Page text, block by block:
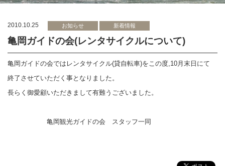
2010.10.25 お知らせ 新着情報
亀岡ガイドの会(レンタサイクルについて)
亀岡ガイドの会ではレンタサイクル(貸自転車)をこの度,10月末日にて
終了させていただく事となりました。
長らく御愛顧いただきまして有難うございました。
亀岡観光ガイドの会 スタッフ一同